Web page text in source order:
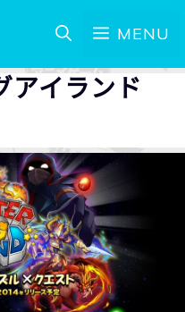
MENU
アイランド